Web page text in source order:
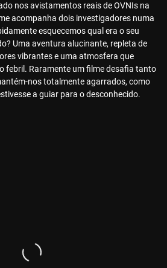
nos avistamentos reais de OVNIs na
acompanha dois investigadores numa
esquecemos qual era o seu
Uma aventura alucinante, repleta de
vibrantes e uma atmosfera que
febril. Raramente um filme desafia tanto
nos totalmente agarrados, como
a guiar para o desconhecido.